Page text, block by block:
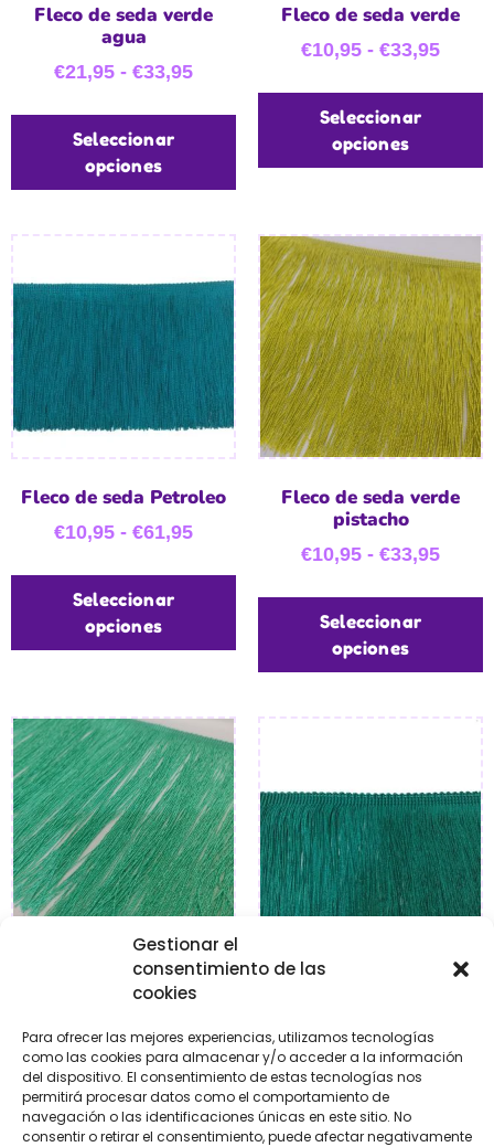
Gestionar el
consentimiento de las
cookies
Para ofrecer las mejores experiencias, utilizamos tecnologías
como las cookies para almacenar y/o acceder a la información
del dispositivo. El consentimiento de estas tecnologías nos
permitirá procesar datos como el comportamiento de
navegación o las identificaciones únicas en este sitio. No
consentir o retirar el consentimiento, puede afectar negativamente
Fleco de seda verde
agua
€21,95 - €33,95
Seleccionar
opciones
Fleco de seda verde
€10,95 - €33,95
Seleccionar
opciones
Fleco de seda Petroleo
€10,95 - €61,95
Seleccionar
opciones
Fleco de seda verde
pistacho
€10,95 - €33,95
Seleccionar
opciones
Fleco de seda verde
agua
€10,95 - €33,95
Seleccionar
opciones
Fleco de seda verde mar
Seleccionar
opciones